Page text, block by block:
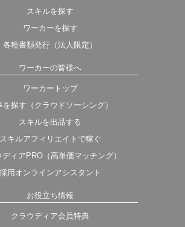
スキルを探す
ワーカーを探す
各種書類発行（法人限定）
ワーカーの皆様へ
ワーカートップ
を探す（クラウドソーシング）
スキルを出品する
スキルアフィリエイトで稼ぐ
ディアPRO（高単価マッチング）
採用オンラインアシスタント
お役立ち情報
クラウディア会員特典